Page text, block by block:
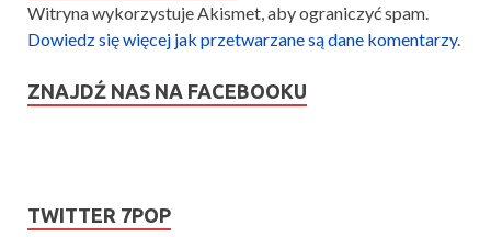
Witryna wykorzystuje Akismet, aby ograniczyć spam.
Dowiedz się więcej jak przetwarzane są dane komentarzy.
ZNAJDŹ NAS NA FACEBOOKU
TWITTER 7POP